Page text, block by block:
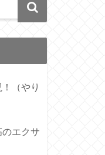
（やり
エクサ